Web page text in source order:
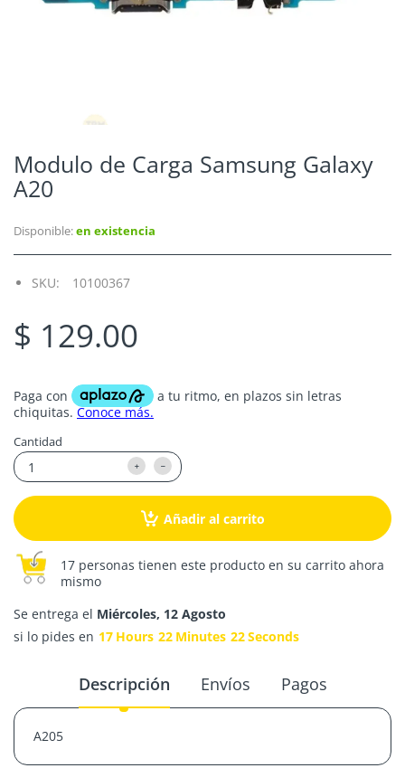
Modulo de Carga Samsung Galaxy
A20
Disponible:en existencia
SKU: 10100367
$ 129.00
Cantidad
Añadir al carrito
17 personas tienen este producto en su carrito ahora
mismo
Se entrega el Miércoles, 12 Agosto
si lo pides en 17 Hours 22 Minutes 22Seconds
Descripción Envíos Pagos
A205